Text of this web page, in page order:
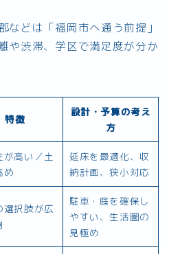
などは「福岡市へ通う前提」
や渋滞、学区で満足度が分か
特徴
設計・予算の考え
方
が高い／土
め
延床を最適化、収
納計画、狭小対応
選択肢が広
駐車・庭を確保し
やすい、生活圏の
見極め